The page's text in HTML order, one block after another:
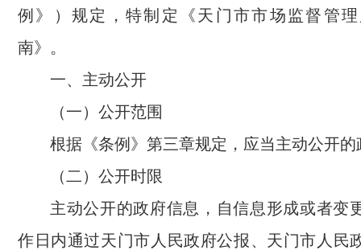
例》）规定，特制定《天门市市场监督管
南》。
一、主动公开
（一）公开范围
根据《条例》第三章规定，应当主动公开的
（二）公开时限
主动公开的政府信息，自信息形成或者变
作日内通过天门市人民政府公报、天门市人民